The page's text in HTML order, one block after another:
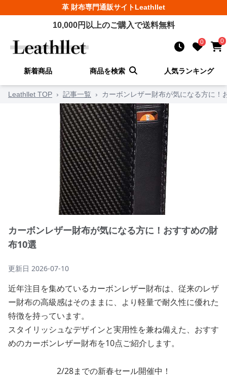
革 財布専門通販サイトLeathllet
10,000円以上のご購入で送料無料
0 0
新着商品 商品を検索 人気ランキング
Leathllet TOP › 記事一覧 › カーボンレザー財布が気になる方に！
カーボンレザー財布が気になる方に！おすすめの財
布10選
更新日 2026-07-10
近年注目を集めているカーボンレザー財布は、従来のレザ
ー財布の高級感はそのままに、より軽量で耐久性に優れた
特徴を持っています。
スタイリッシュなデザインと実用性を兼ね備えた、おすす
めのカーボンレザー財布を10点ご紹介します。
2/28までの新春セール開催中！